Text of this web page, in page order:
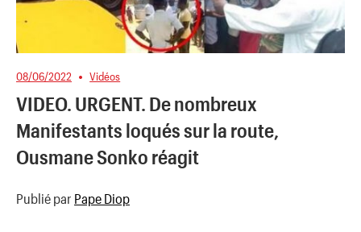
08/06/2022 Vidéos
VIDEO. URGENT. De nombreux
Manifestants loqués sur la route,
Ousmane Sonko réagit
Publié par Pape Diop